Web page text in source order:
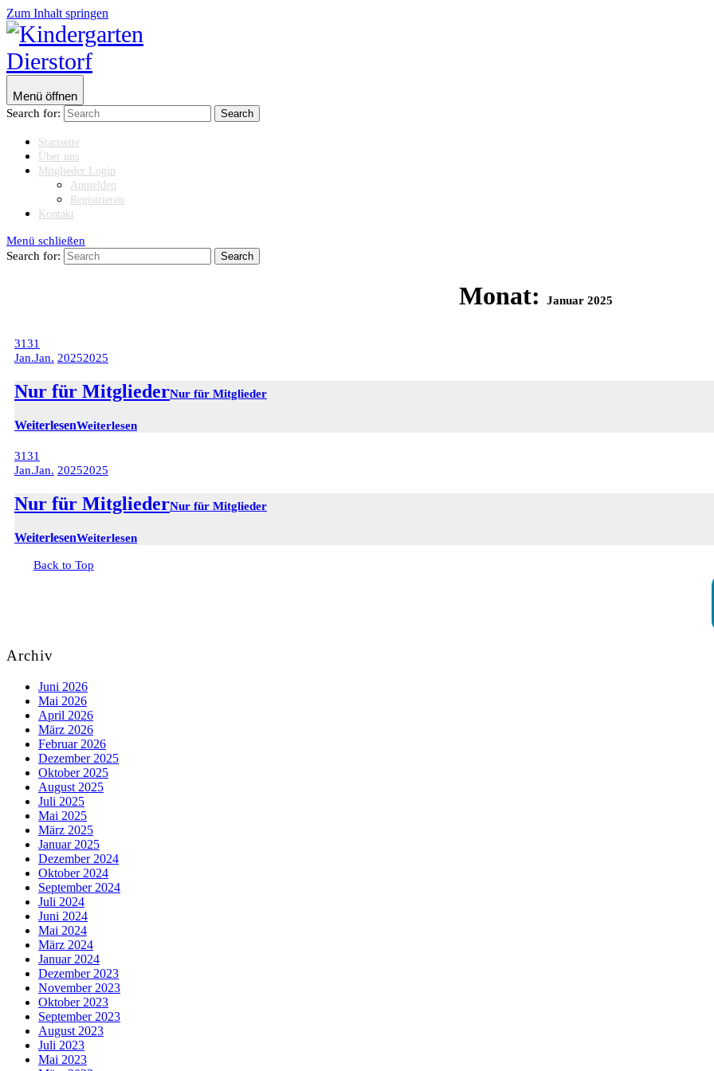
Zum Inhalt springen
Menü öffnen
Search for:
Startseite
Über uns
Mitglieder Login
Anmelden
Registrieren
Kontakt
Menü schließen
Search for:
Monat: Januar 2025
3131
Jan.Jan. 20252025
Nur für MitgliederNur für Mitglieder
WeiterlesenWeiterlesen
3131
Jan.Jan. 20252025
Nur für MitgliederNur für Mitglieder
WeiterlesenWeiterlesen
Back to Top
Archiv
Juni 2026
Mai 2026
April 2026
März 2026
Februar 2026
Dezember 2025
Oktober 2025
August 2025
Juli 2025
Mai 2025
März 2025
Januar 2025
Dezember 2024
Oktober 2024
September 2024
Juli 2024
Juni 2024
Mai 2024
März 2024
Januar 2024
Dezember 2023
November 2023
Oktober 2023
September 2023
August 2023
Juli 2023
Mai 2023